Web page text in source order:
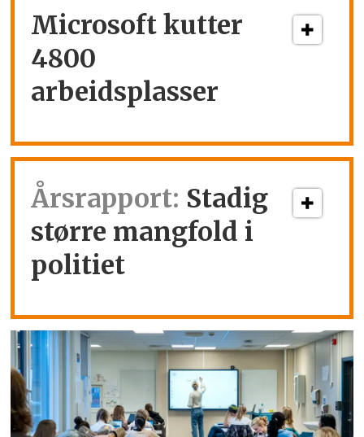
Microsoft kutter
4800
arbeidsplasser
Årsrapport: Stadig
større mangfold i
politiet